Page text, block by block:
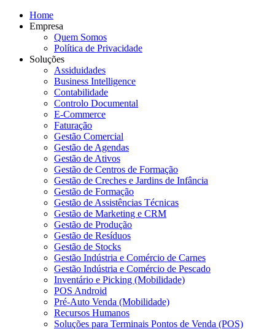
Home
Empresa
Quem Somos
Política de Privacidade
Soluções
Assiduidades
Business Intelligence
Contabilidade
Controlo Documental
E-Commerce
Faturação
Gestão Comercial
Gestão de Agendas
Gestão de Ativos
Gestão de Centros de Formação
Gestão de Creches e Jardins de Infância
Gestão de Formação
Gestão de Assistências Técnicas
Gestão de Marketing e CRM
Gestão de Produção
Gestão de Resíduos
Gestão de Stocks
Gestão Indústria e Comércio de Carnes
Gestão Indústria e Comércio de Pescado
Inventário e Picking (Mobilidade)
POS Android
Pré-Auto Venda (Mobilidade)
Recursos Humanos
Soluções para Terminais Pontos de Venda (POS)